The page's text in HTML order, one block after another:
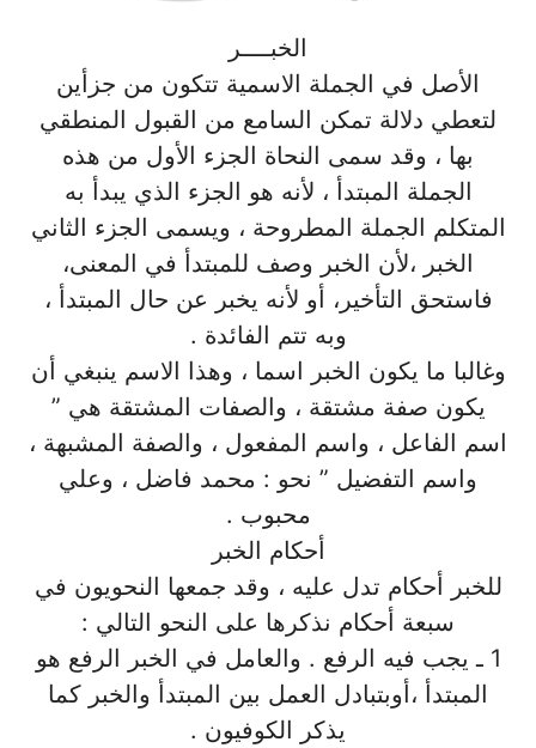
الخبــــر
الأصل في الجملة الاسمية تتكون من جزأين
لتعطي دلالة تمكن السامع من القبول المنطقي
بها ، وقد سمى النحاة الجزء الأول من هذه
الجملة المبتدأ ، لأنه هو الجزء الذي يبدأ به
المتكلم الجملة المطروحة ، ويسمى الجزء الثاني
الخبر ،لأن الخبر وصف للمبتدأ في المعنى،
فاستحق التأخير، أو لأنه يخبر عن حال المبتدأ ،
وبه تتم الفائدة .
وغالبا ما يكون الخبر اسما ، وهذا الاسم ينبغي أن
يكون صفة مشتقة ، والصفات المشتقة هي ”
اسم الفاعل ، واسم المفعول ، والصفة المشبهة ،
واسم التفضيل ” نحو : محمد فاضل ، وعلي
محبوب .
أحكام الخبر
للخبر أحكام تدل عليه ، وقد جمعها النحويون في
سبعة أحكام نذكرها على النحو التالي :
1 ـ يجب فيه الرفع . والعامل في الخبر الرفع هو
المبتدأ ،أوبتبادل العمل بين المبتدأ والخبر كما
يذكر الكوفيون .